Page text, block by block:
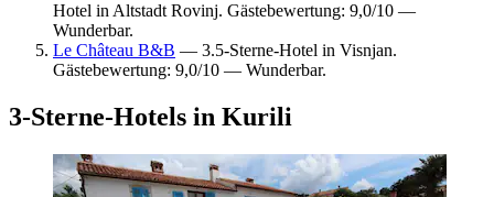
Hotel in Altstadt Rovinj. Gästebewertung: 9,0/10 —
Wunderbar.
Le Château B&B — 3.5-Sterne-Hotel in Visnjan.
Gästebewertung: 9,0/10 — Wunderbar.
3-Sterne-Hotels in Kurili